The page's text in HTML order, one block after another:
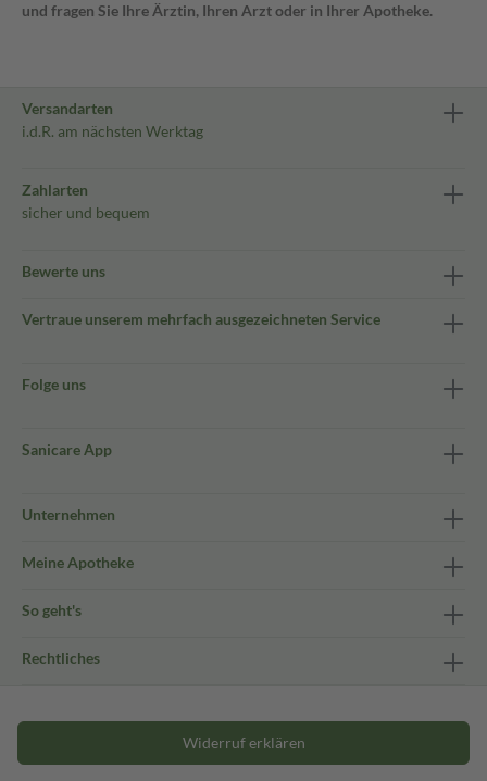
und fragen Sie Ihre Ärztin, Ihren Arzt oder in Ihrer Apotheke.
Versandarten
i.d.R. am nächsten Werktag
Zahlarten
sicher und bequem
Bewerte uns
Vertraue unserem mehrfach ausgezeichneten Service
Folge uns
Sanicare App
Unternehmen
Meine Apotheke
So geht's
Rechtliches
Widerruf erklären